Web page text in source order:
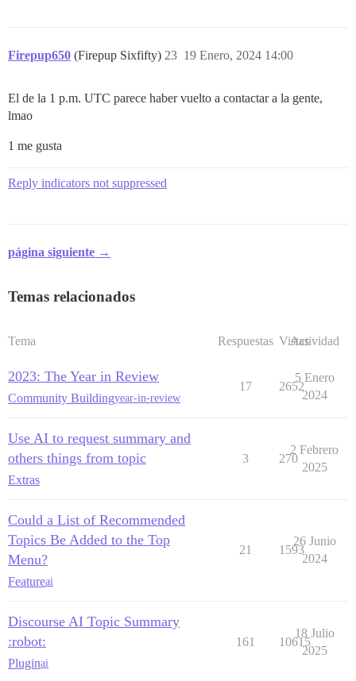
Firepup650 (Firepup Sixfifty) 19 Enero, 2024 14:00
23
El de la 1 p.m. UTC parece haber vuelto a contactar a la gente,
lmao
1 me gusta
Reply indicators not suppressed
página siguiente →
Temas relacionados
Tema Respuestas Vistas
Actividad
2023: The Year in Review
Community Buildingyear-in-review
17 2652
5 Enero
2024
Use AI to request summary and
others things from topic
Extras
3 270
2 Febrero
2025
Could a List of Recommended
Topics Be Added to the Top
Menu?
Featureai
21 1593
26 Junio
2024
Discourse AI Topic Summary
:robot:
Pluginai
161 10615
18 Julio
2025